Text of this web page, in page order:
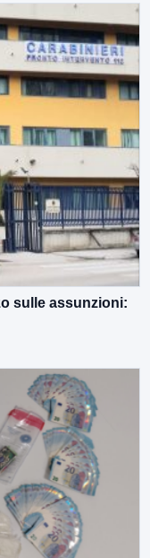
sulle assunzioni: